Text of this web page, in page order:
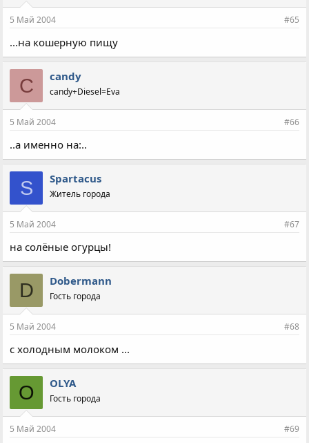
5 Май 2004 #65
...на кошерную пищу
C candy
candy+Diesel=Eva
5 Май 2004 #66
..а именно на:..
S Spartacus
Житель города
5 Май 2004 #67
на солёные огурцы!
D Dobermann
Гость города
5 Май 2004 #68
с холодным молоком ...
O OLYA
Гость города
5 Май 2004 #69